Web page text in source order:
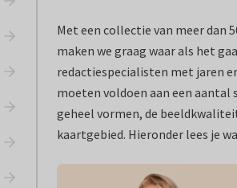
Met een collectie van meer dan
maken we graag waar als het
redactiespecialisten met jaren
moeten voldoen aan een
geheel vormen, de
kaartgebied. Hieronder lees je